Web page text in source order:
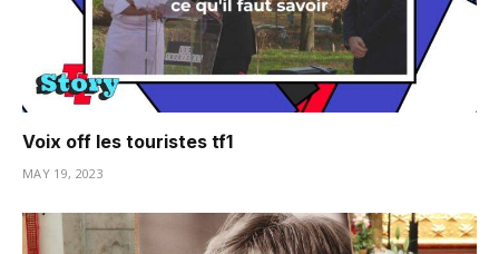
Voix off les touristes tf1
MAY 19, 2023